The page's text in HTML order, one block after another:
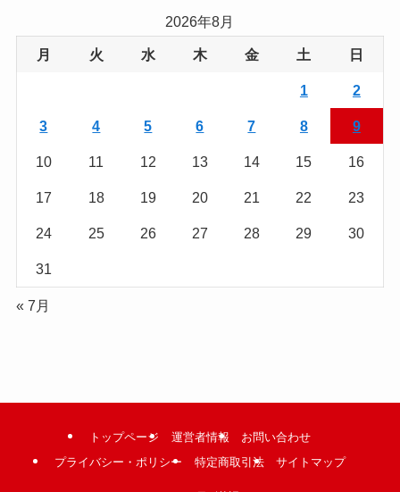
事
2026年8月
月 火 水 木 金 土 日
1 2
3 4 5 6 7 8 9
10 11 12 13 14 15 16
17 18 19 20 21 22 23
24 25 26 27 28 29 30
31
« 7月
トップページ 運営者情報
お問い合わせ
プライバシー・ポリシー
特定商取引法 サイトマップ